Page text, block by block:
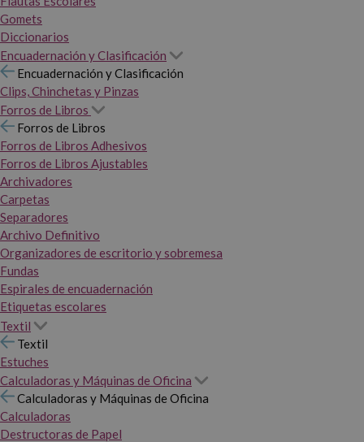
Gomets
Diccionarios
Encuadernación y Clasificación
Encuadernación y Clasificación
Clips, Chinchetas y Pinzas
Forros de Libros
Forros de Libros
Forros de Libros Adhesivos
Forros de Libros Ajustables
Archivadores
Carpetas
Separadores
Archivo Definitivo
Organizadores de escritorio y sobremesa
Fundas
Espirales de encuadernación
Etiquetas escolares
Textil
Textil
Estuches
Calculadoras y Máquinas de Oficina
Calculadoras y Máquinas de Oficina
Calculadoras
Destructoras de Papel